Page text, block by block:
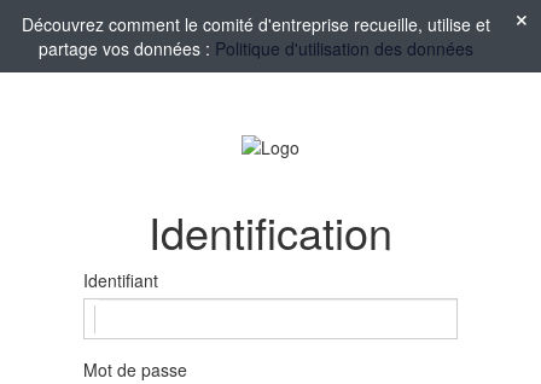
Découvrez comment le comité d'entreprise recueille, utilise et
partage vos données : Politique d'utilisation des données
Identification
Identifiant
Mot de passe